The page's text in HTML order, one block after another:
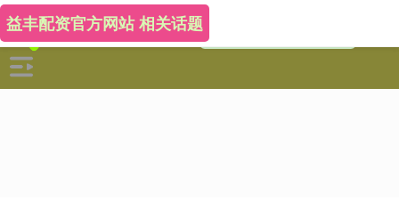
益丰配资官方网站 相关话题